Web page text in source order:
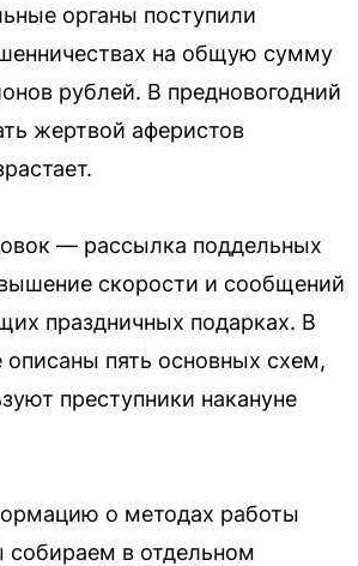
органы поступили
на общую сумму
рублей. В предновогодний
жертвой аферистов
— рассылка поддельных
скорости и сообщений
праздничных подарках. В
описаны пять основных схем,
преступники накануне
о методах работы
в отдельном